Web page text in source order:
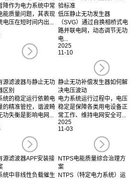
降作为电力系统中常
能质量问题，其表现
电压在短时间内出...
验标准
低压静止无功发生器
（SVG）通过自换相桥式电
路并联电网，动态调节无功
电...
2025
11-10
源滤波器与静止无功
区别
统的稳定运行依赖电
的精准管控，谐波畸
功失衡是影响电网...
静止无功补偿发生器如何解
决电压波动
电力系统运行过程中，电压
稳定是保障各类用电设备正
常工作、维持电网安全可...
2025
11-03
源滤波器APF安装接
统中非线性负载催生
NTPS电能质量综合治理方
案
NTPS（特定电力系统）运